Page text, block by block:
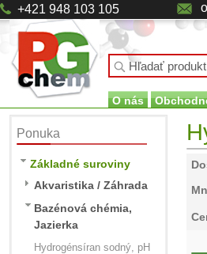
+421 948 103 105
O nás
Ponuka
Základné suroviny
Akvaristika / Záhrada
Bazénová chémia,
Jazierka
Hydrogénsíran sodný, pH